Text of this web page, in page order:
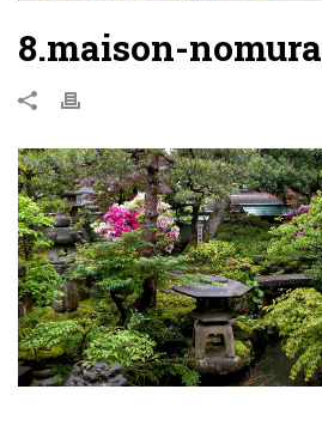
8.maison-nomura